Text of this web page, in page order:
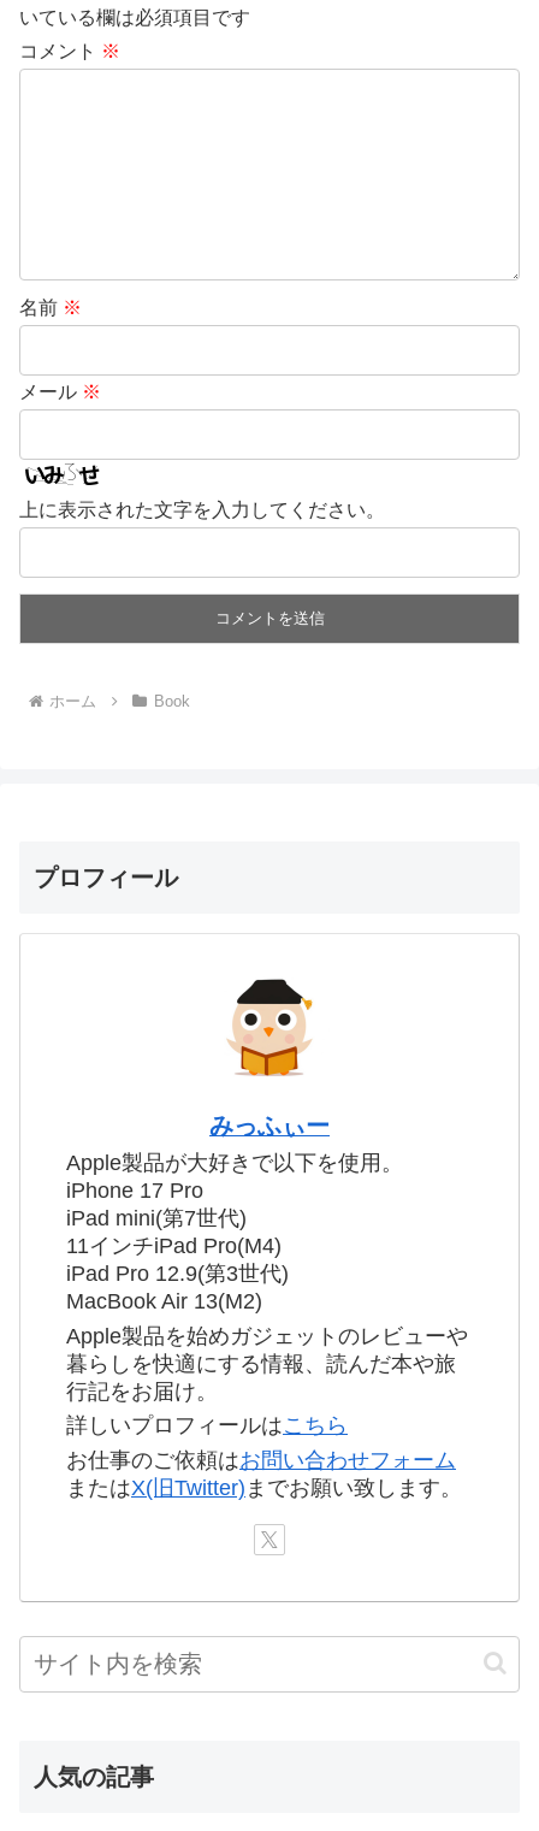
いている欄は必須項目です
コメント ※
名前 ※
メール ※
上に表示された文字を入力してください。
ホーム Book
プロフィール
みっふぃー
Apple製品が大好きで以下を使用。
iPhone 17 Pro
iPad mini(第7世代)
11インチiPad Pro(M4)
iPad Pro 12.9(第3世代)
MacBook Air 13(M2)
Apple製品を始めガジェットのレビューや
暮らしを快適にする情報、読んだ本や旅
行記をお届け。
詳しいプロフィールはこちら
お仕事のご依頼はお問い合わせフォーム
またはX(旧Twitter) までお願い致します。
人気の記事